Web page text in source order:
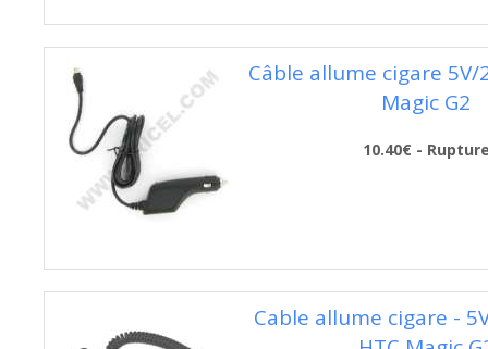
Câble allume cigare 5V/
Magic G2
10.40€ -
Cable allume cigare -